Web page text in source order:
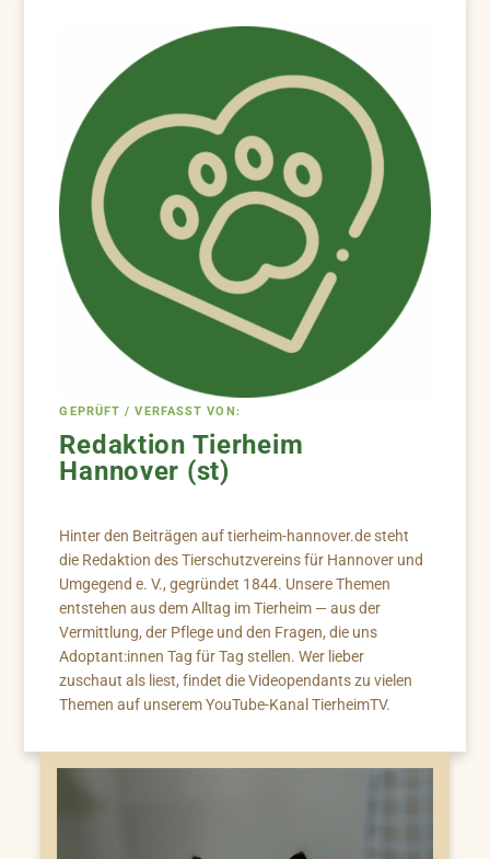
GEPRÜFT / VERFASST VON:
Redaktion Tierheim
Hannover (st)
Hinter den Beiträgen auf tierheim-hannover.de steht
die Redaktion des Tierschutzvereins für Hannover und
Umgegend e. V., gegründet 1844. Unsere Themen
entstehen aus dem Alltag im Tierheim — aus der
Vermittlung, der Pflege und den Fragen, die uns
Adoptant:innen Tag für Tag stellen. Wer lieber
zuschaut als liest, findet die Videopendants zu vielen
Themen auf unserem YouTube-Kanal TierheimTV.